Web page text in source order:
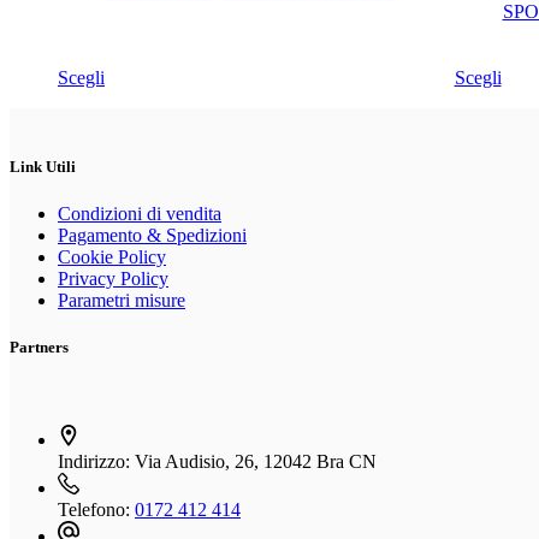
Scegli
Questo
varianti.
opzioni
possono
essere
scelte
nella
pagina
prodotto
Scegli
Questo
Link Utili
Condizioni di vendita
Pagamento & Spedizioni
Cookie Policy
Privacy Policy
Parametri misure
Partners
Indirizzo: Via Audisio, 26, 12042 Bra CN
Telefono: 0172 412 414